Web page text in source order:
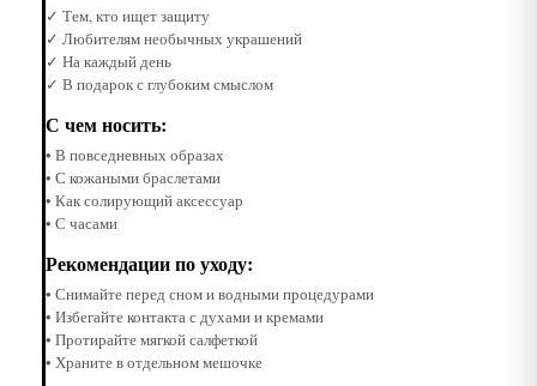
✓ Тем, кто ищет защиту
✓ Любителям необычных украшений
✓ На каждый день
✓ В подарок с глубоким смыслом
С чем носить:
• В повседневных образах
• С кожаными браслетами
• Как солирующий аксессуар
• С часами
Рекомендации по уходу:
• Снимайте перед сном и водными процедурами
• Избегайте контакта с духами и кремами
• Протирайте мягкой салфеткой
• Храните в отдельном мешочке